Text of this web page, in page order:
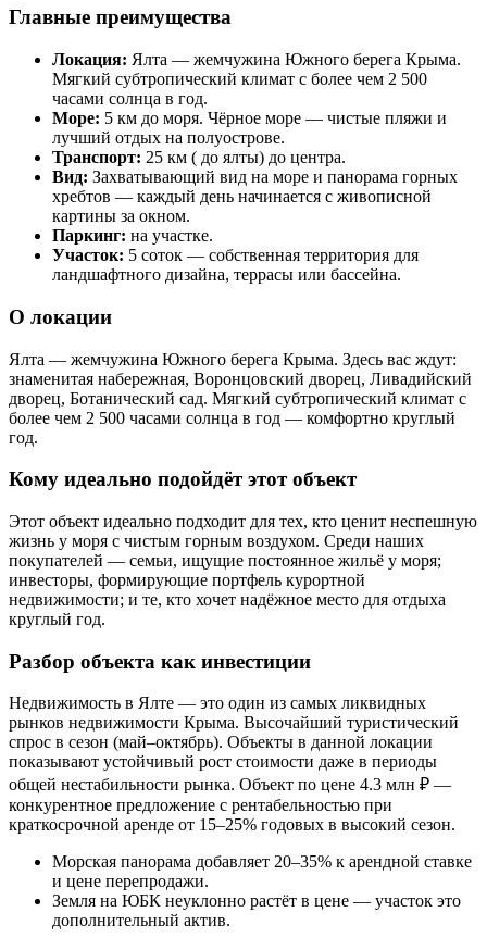
Главные преимущества
Локация: Ялта — жемчужина Южного берега Крыма.
Мягкий субтропический климат с более чем 2 500
часами солнца в год.
Море: 5 км до моря. Чёрное море — чистые пляжи и
лучший отдых на полуострове.
Транспорт: 25 км ( до ялты) до центра.
Вид: Захватывающий вид на море и панорама горных
хребтов — каждый день начинается с живописной
картины за окном.
Паркинг: на участке.
Участок: 5 соток — собственная территория для
ландшафтного дизайна, террасы или бассейна.
О локации
Ялта — жемчужина Южного берега Крыма. Здесь вас ждут:
знаменитая набережная, Воронцовский дворец, Ливадийский
дворец, Ботанический сад. Мягкий субтропический климат с
более чем 2 500 часами солнца в год — комфортно круглый
год.
Кому идеально подойдёт этот объект
Этот объект идеально подходит для тех, кто ценит неспешную
жизнь у моря с чистым горным воздухом. Среди наших
покупателей — семьи, ищущие постоянное жильё у моря;
инвесторы, формирующие портфель курортной
недвижимости; и те, кто хочет надёжное место для отдыха
круглый год.
Разбор объекта как инвестиции
Недвижимость в Ялте — это один из самых ликвидных
рынков недвижимости Крыма. Высочайший туристический
спрос в сезон (май–октябрь). Объекты в данной локации
показывают устойчивый рост стоимости даже в периоды
общей нестабильности рынка. Объект по цене 4.3 млн ₽ —
конкурентное предложение с рентабельностью при
краткосрочной аренде от 15–25% годовых в высокий сезон.
Морская панорама добавляет 20–35% к арендной ставке
и цене перепродажи.
Земля на ЮБК неуклонно растёт в цене — участок это
дополнительный актив.